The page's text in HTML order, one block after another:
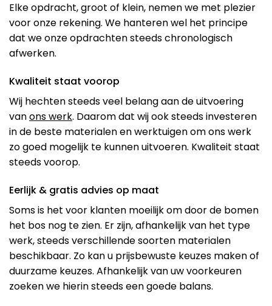
Elke opdracht, groot of klein, nemen we met plezier
voor onze rekening. We hanteren wel het principe
dat we onze opdrachten steeds chronologisch
afwerken.
Kwaliteit staat voorop
Wij hechten steeds veel belang aan de uitvoering
vanons werk. Daarom dat wij ook steeds investeren
in de beste materialen en werktuigen om ons werk
zo goed mogelijk te kunnen uitvoeren. Kwaliteit staat
steeds voorop.
Eerlijk & gratis advies op maat
Soms is het voor klanten moeilijk om door de bomen
het bos nog te zien. Er zijn, afhankelijk van het type
werk, steeds verschillende soorten materialen
beschikbaar. Zo kan u prijsbewuste keuzes maken of
duurzame keuzes. Afhankelijk van uw voorkeuren
zoeken we hierin steeds een goede balans.